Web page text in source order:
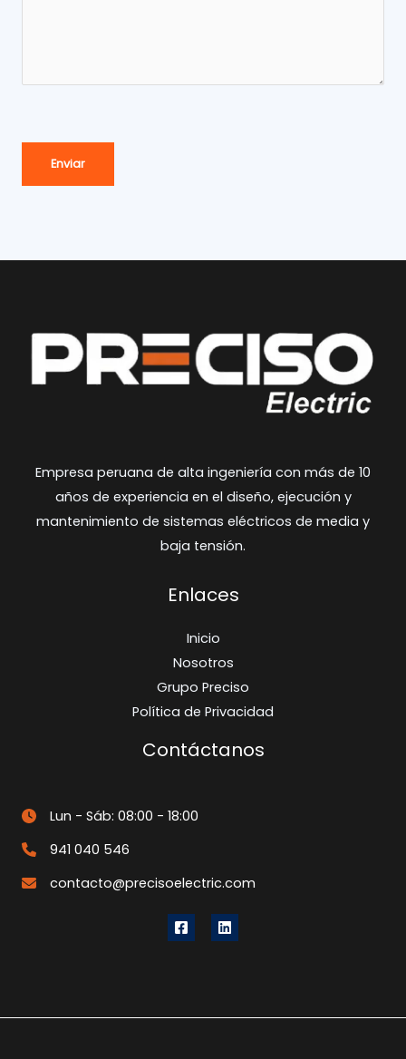
Empresa peruana de alta ingeniería con más de 10
años de experiencia en el diseño, ejecución y
mantenimiento de sistemas eléctricos de media y
baja tensión.
Enlaces
Inicio
Nosotros
Grupo Preciso
Política de Privacidad
Contáctanos
Lun - Sáb: 08:00 - 18:00
941 040 546
contacto@precisoelectric.com